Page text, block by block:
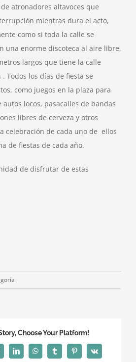
atronadores altavoces que
mientras dura el acto,
como si toda la calle se
una enorme discoteca al aire libre,
largos que tiene la calle
Todos los días de fiesta se
como juegos en la plaza para
locos, pasacalles de bandas
libres de cerveza y otros
celebración de cada uno de ellos
de fiestas de cada año.
de disfrutar de estas
Choose Your Platform!
LinkedInWhatsAppTumblrPinterest
Vk